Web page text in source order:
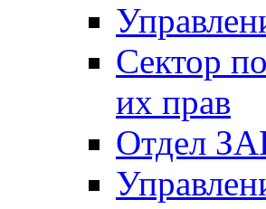
Сектор
их прав
Отдел